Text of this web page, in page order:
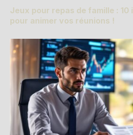
Jeux pour repas de famille : 10
pour animer vos réunions !